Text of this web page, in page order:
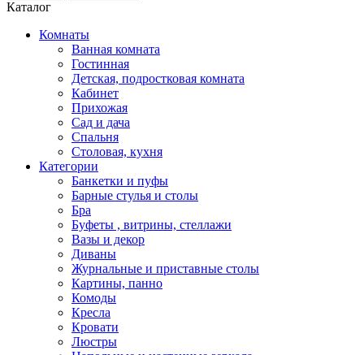
Каталог
Комнаты
Ванная комната
Гостинная
Детская, подростковая комната
Кабинет
Прихожая
Сад и дача
Спальня
Столовая, кухня
Категории
Банкетки и пуфы
Барные стулья и столы
Бра
Буфеты , витрины, стеллажи
Вазы и декор
Диваны
Журнальные и приставные столы
Картины, панно
Комоды
Кресла
Кровати
Люстры